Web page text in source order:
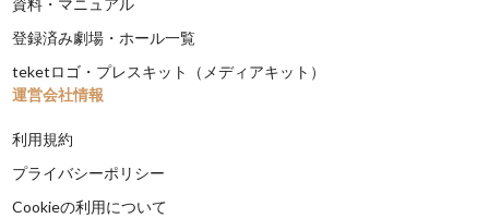
資料・マニュアル
登録済み劇場・ホール一覧
teketロゴ・プレスキット（メディアキット）
運営会社情報
利用規約
プライバシーポリシー
Cookieの利用について